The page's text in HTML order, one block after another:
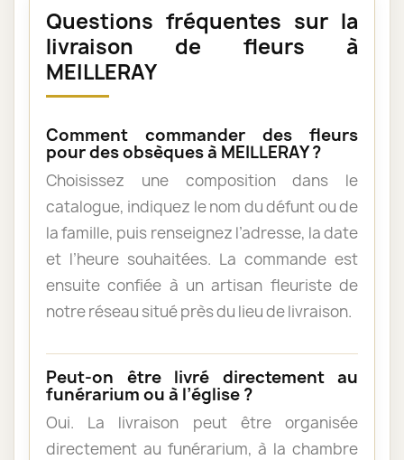
Questions fréquentes sur la
livraison de fleurs à
MEILLERAY
Comment commander des fleurs
pour des obsèques à MEILLERAY ?
Choisissez une composition dans le
catalogue, indiquez le nom du défunt ou de
la famille, puis renseignez l’adresse, la date
et l’heure souhaitées. La commande est
ensuite confiée à un artisan fleuriste de
notre réseau situé près du lieu de livraison.
Peut-on être livré directement au
funérarium ou à l’église ?
Oui. La livraison peut être organisée
directement au funérarium, à la chambre